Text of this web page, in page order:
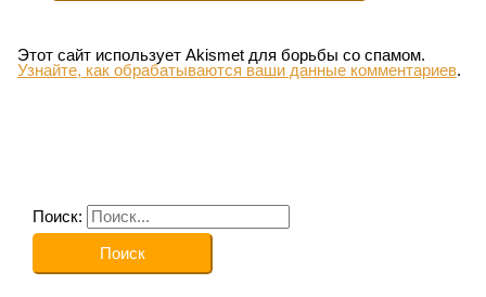
Этот сайт использует Akismet для борьбы со спамом.
Узнайте, как обрабатываются ваши данные комментариев.
Поиск: